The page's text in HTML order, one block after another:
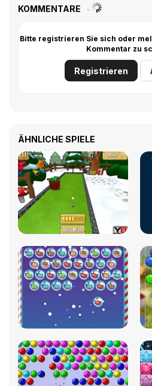
KOMMENTARE
Bitte registrieren Sie sich oder
Kommentar zu
Registrieren
ÄHNLICHE SPIELE